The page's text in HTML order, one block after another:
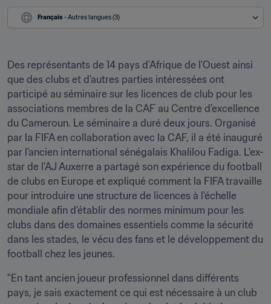
Français - Autres langues (3)
Des représentants de 14 pays d'Afrique de l'Ouest ainsi
que des clubs et d'autres parties intéressées ont
participé au séminaire sur les licences de club pour les
associations membres de la CAF au Centre d'excellence
du Cameroun. Le séminaire a duré deux jours. Organisé
par la FIFA en collaboration avec la CAF, il a été inauguré
par l'ancien international sénégalais Khalilou Fadiga. L'ex-
star de l'AJ Auxerre a partagé son expérience du football
de clubs en Europe et expliqué comment la FIFA travaille
pour introduire une structure de licences à l'échelle
mondiale afin d'établir des normes minimum pour les
clubs dans des domaines essentiels comme la sécurité
dans les stades, le vécu des fans et le développement du
football chez les jeunes.
"En tant ancien joueur professionnel dans différents
pays, je sais exactement ce qui est nécessaire à un club